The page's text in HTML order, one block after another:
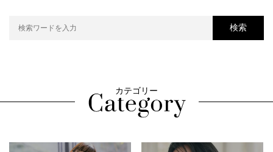
検索
カテゴリー